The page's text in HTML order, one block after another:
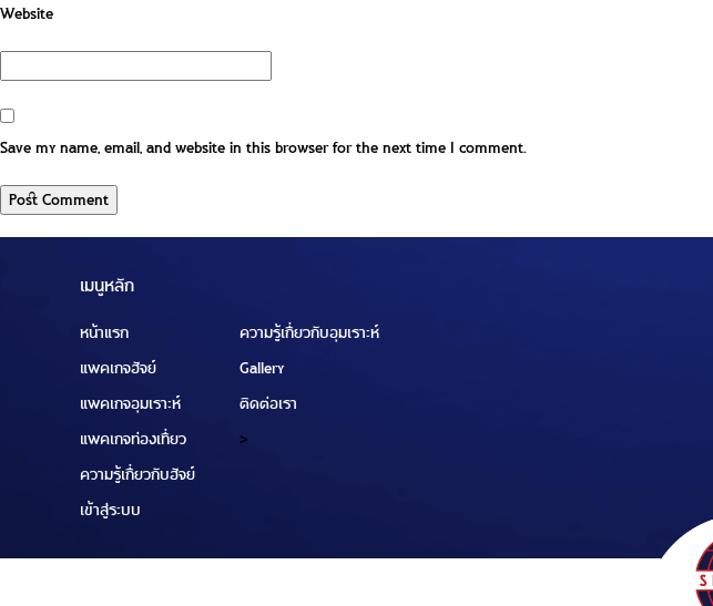
Website
Save my name, email, and website in this browser for the next time I comment.
เมนูหลัก
หน้าแรก
แพคเกจฮัจย์
แพคเกจอุมเราะห์
แพคเกจท่องเที่ยว
ความรู้เกี่ยวกับฮัจย์
เข้าสู่ระบบ
ความรู้เกี่ยวกับอุมเราะห์
Gallery
ติดต่อเรา
>